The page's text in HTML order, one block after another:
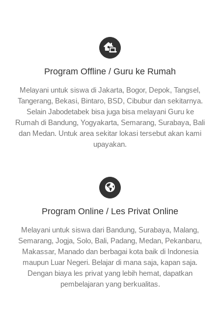
Program Offline / Guru ke Rumah
Melayani untuk siswa di Jakarta, Bogor, Depok, Tangsel,
Tangerang, Bekasi, Bintaro, BSD, Cibubur dan sekitarnya.
Selain Jabodetabek bisa juga bisa melayani Guru ke
Rumah di Bandung, Yogyakarta, Semarang, Surabaya, Bali
dan Medan. Untuk area sekitar lokasi tersebut akan kami
upayakan.
Program Online / Les Privat Online
Melayani untuk siswa dari Bandung, Surabaya, Malang,
Semarang, Jogja, Solo, Bali, Padang, Medan, Pekanbaru,
Makassar, Manado dan berbagai kota baik di Indonesia
maupun Luar Negeri. Belajar di mana saja, kapan saja.
Dengan biaya les privat yang lebih hemat, dapatkan
pembelajaran yang berkualitas.